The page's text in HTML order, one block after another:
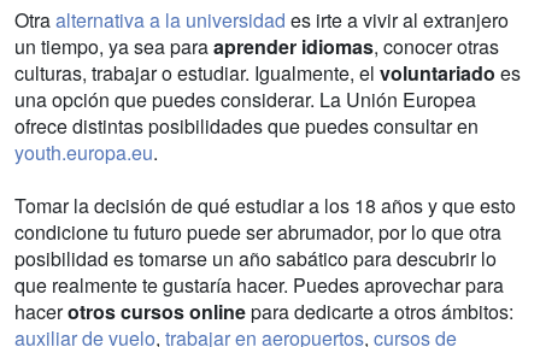
Otraalternativa a la universidad es irte a vivir al extranjero
un tiempo, ya sea paraaprender idiomas, conocer otras
culturas, trabajar o estudiar. Igualmente, el voluntariado es
una opción que puedes considerar. La Unión Europea
ofrece distintas posibilidades que puedes consultar en
youth.europa.eu.
Tomar la decisión de qué estudiar a los 18 años y que esto
condicione tu futuro puede ser abrumador, por lo que otra
posibilidad es tomarse un año sabático para descubrir lo
que realmente te gustaría hacer. Puedes aprovechar para
hacerotros cursos onlinepara dedicarte a otros ámbitos:
auxiliar de vuelo, trabajar en aeropuertos, cursos de